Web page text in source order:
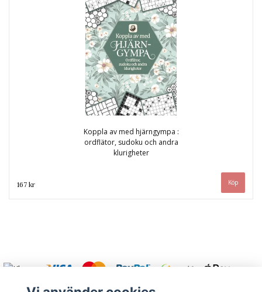
Koppla av med hjärngympa :
ordflätor, sudoku och andra
klurigheter
167 kr